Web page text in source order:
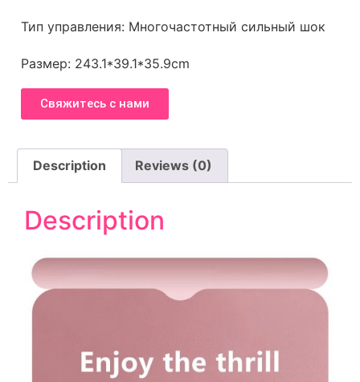
Тип управления: Многочастотный сильный шок
Размер: 243.1*39.1*35.9cm
Свяжитесь с нами
Description Reviews (0)
Description